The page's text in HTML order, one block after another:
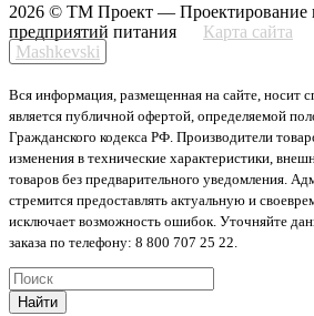
2026 © ТМ Проект — Проектирование
предприятий питания
Карта сайта
Mashkevski
Вся информация, размещенная на сайте, носит
является публичной офертой, определяемой
Гражданского кодекса РФ. Производители
изменения в технические характеристики,
товаров без предварительного уведомления.
стремится предоставлять актуальную и
исключает возможность ошибок. Уточняйте
заказа по телефону: 8 800 707 25 22.
Найти